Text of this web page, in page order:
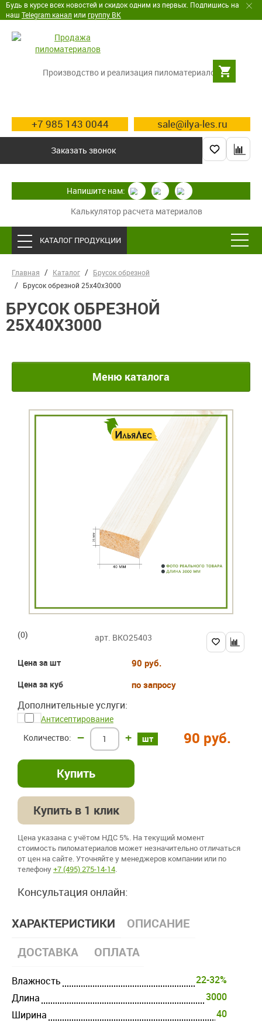
Будь в курсе всех новостей и скидок одним из первых. Подпишись на
наш Telegram канал или группу ВК
Производство и реализация пиломатериалов
+7 985 143 0044 sale@ilya-les.ru
Заказать звонок
Калькулятор расчета материалов
Напишите нам:
КАТАЛОГ ПРОДУКЦИИ
Главная Каталог
Брусок обрезной
Брусок обрезной 25х40х3000
БРУСОК ОБРЕЗНОЙ
25Х40Х3000
Меню каталога
(0) арт. BKO25403
Цена за шт 90 руб.
Цена за куб по запросу
Дополнительные услуги:
Антисептирование
шт
– + 90 руб.
Купить в 1 клик
Цена указана с учётом НДС 5%. На текущий момент
стоимость пиломатериалов может незначительно отличаться
от цен на сайте. Уточняйте у менеджеров компании или по
телефону+7 (495) 275-14-14.
Консультация онлайн:
ХАРАКТЕРИСТИКИ
ОПИСАНИЕ
ДОСТАВКА
ОПЛАТА
Влажность
22-32%
Длина
3000
Ширина
40